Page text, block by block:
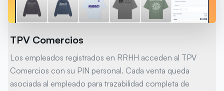
TPV Comercios
Los empleados registrados en RRHH acceden al TPV
Comercios con su PIN personal. Cada venta queda
asociada al empleado para trazabilidad completa de